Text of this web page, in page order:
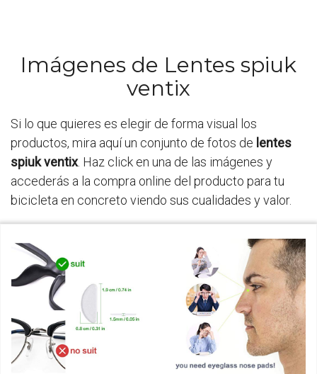
Imágenes de Lentes spiuk
ventix
Si lo que quieres es elegir de forma visual los
productos, mira aquí un conjunto de fotos de lentes
spiuk ventix. Haz click en una de las imágenes y
accederás a la compra online del producto para tu
bicicleta en concreto viendo sus cualidades y valor.